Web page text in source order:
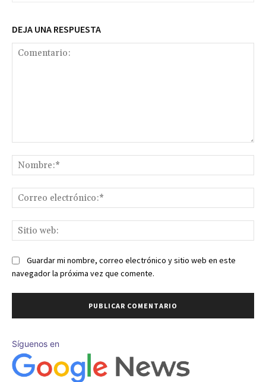
DEJA UNA RESPUESTA
Guardar mi nombre, correo electrónico y sitio web en este
navegador la próxima vez que comente.
Síguenos en